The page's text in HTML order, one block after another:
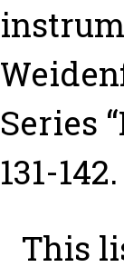
Series
131-
This